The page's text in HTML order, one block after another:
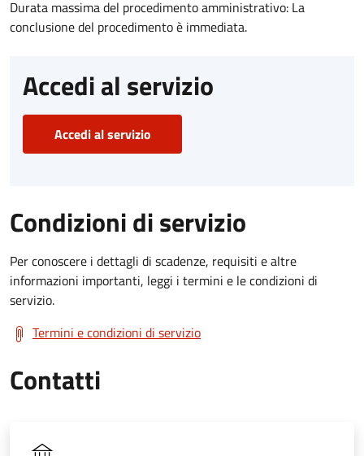
Durata massima del procedimento amministrativo: La
conclusione del procedimento è immediata.
Accedi al servizio
Accedi al servizio
Condizioni di servizio
Per conoscere i dettagli di scadenze, requisiti e altre
informazioni importanti, leggi i termini e le condizioni di
servizio.
Termini e condizioni di servizio
Contatti